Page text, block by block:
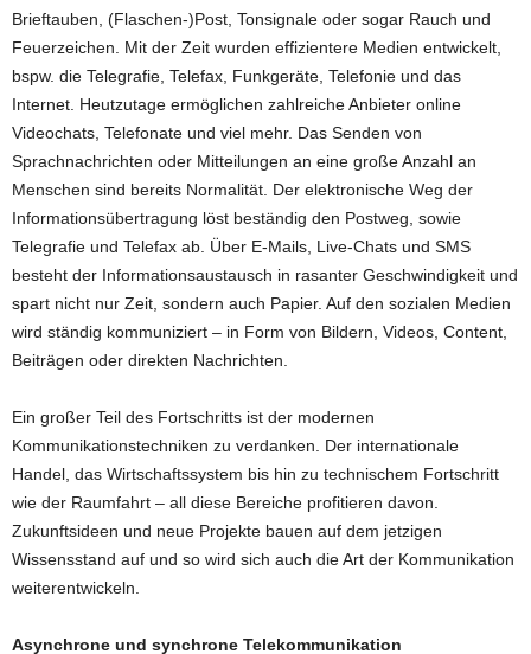
Brieftauben, (Flaschen-)Post, Tonsignale oder sogar Rauch und
Feuerzeichen. Mit der Zeit wurden effizientere Medien entwickelt,
bspw. die Telegrafie, Telefax, Funkgeräte, Telefonie und das
Internet. Heutzutage ermöglichen zahlreiche Anbieter online
Videochats, Telefonate und viel mehr. Das Senden von
Sprachnachrichten oder Mitteilungen an eine große Anzahl an
Menschen sind bereits Normalität. Der elektronische Weg der
Informationsübertragung löst beständig den Postweg, sowie
Telegrafie und Telefax ab. Über E-Mails, Live-Chats und SMS
besteht der Informationsaustausch in rasanter Geschwindigkeit und
spart nicht nur Zeit, sondern auch Papier. Auf den sozialen Medien
wird ständig kommuniziert – in Form von Bildern, Videos, Content,
Beiträgen oder direkten Nachrichten.
Ein großer Teil des Fortschritts ist der modernen
Kommunikationstechniken zu verdanken. Der internationale
Handel, das Wirtschaftssystem bis hin zu technischem Fortschritt
wie der Raumfahrt – all diese Bereiche profitieren davon.
Zukunftsideen und neue Projekte bauen auf dem jetzigen
Wissensstand auf und so wird sich auch die Art der Kommunikation
weiterentwickeln.
Asynchrone und synchrone Telekommunikation